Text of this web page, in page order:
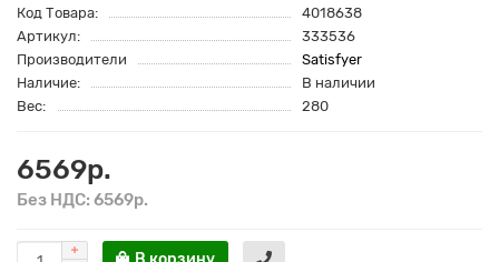
Код Товара:
4018638
Артикул:
333536
Производители
Satisfyer
Наличие:
В наличии
Вес:
280
6569р.
Без НДС: 6569р.